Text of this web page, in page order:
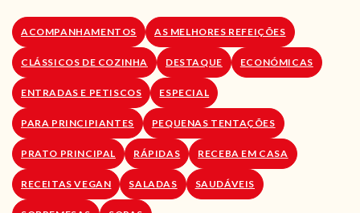
ACOMPANHAMENTOS AS MELHORES REFEIÇÕES
CLÁSSICOS DE COZINHA DESTAQUE ECONÓMICAS
ENTRADAS E PETISCOS ESPECIAL
PARA PRINCIPIANTES PEQUENAS TENTAÇÕES
PRATO PRINCIPAL RÁPIDAS RECEBA EM CASA
RECEITAS VEGAN SALADAS SAUDÁVEIS